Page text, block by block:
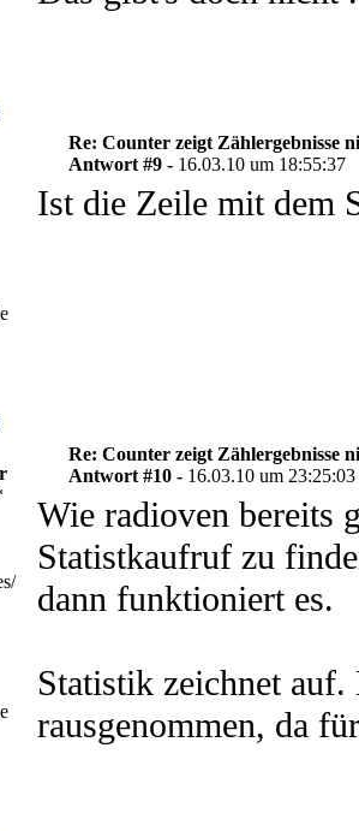
Re: Counter zeigt Zählergebnisse
Antwort #9 - 16.03.10 um 18:55:37
Ist die Zeile mit dem
Re: Counter zeigt Zählergebnisse
Antwort #10 - 16.03.10 um 23:25:03
Wie radioven bereits
Statistkaufruf zu
dann funktioniert es.
Statistik zeichnet
rausgenommen, da